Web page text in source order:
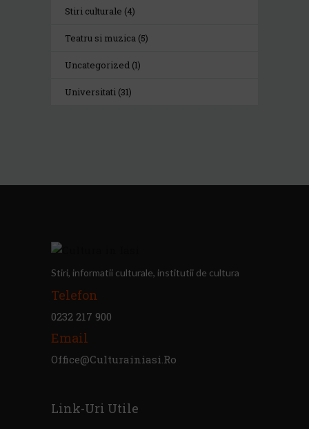
Stiri culturale (4)
Teatru si muzica (5)
Uncategorized (1)
Universitati (31)
Stiri, informatii culturale, institutii de cultura
Telefon
0232 217 900
Email
Office@culturainiasi.ro
Link-Uri Utile